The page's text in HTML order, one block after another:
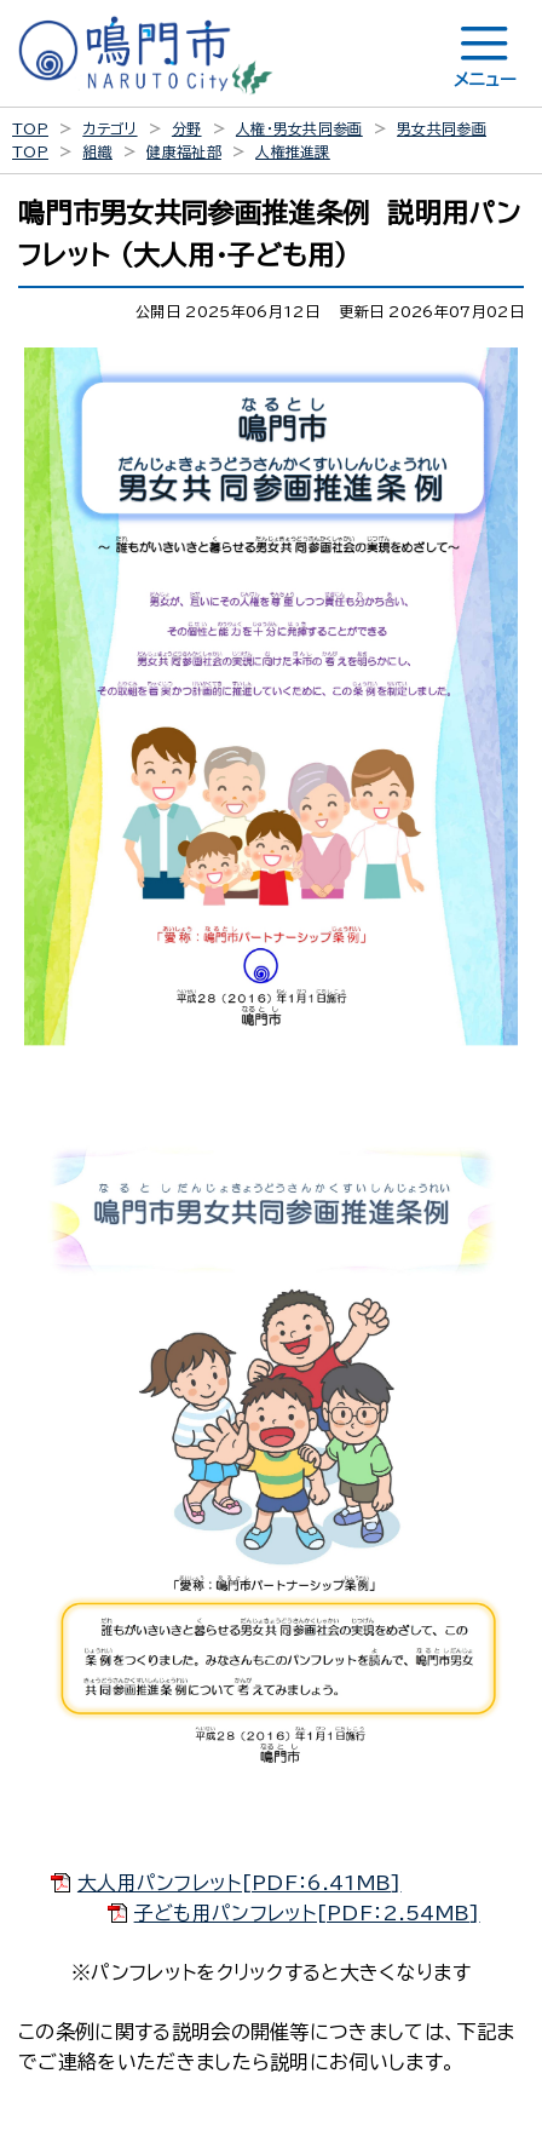
メニュー
TOP カテゴリ 分野 人権・男女共同参画
男女共同参画
TOP
組織 健康福祉部 人権推進課
鳴門市男女共同参画推進条例 説明用パン
フレット （大人用・子ども用）
公開日 2025年06月12日 更新日 2026年07月02日
大人用パンフレット[PDF：6.41MB]
子ども用パンフレット[PDF：2.54MB]
※パンフレットをクリックすると大きくなります
この条例に関する説明会の開催等につきましては、下記ま
でご連絡をいただきましたら説明にお伺いします。